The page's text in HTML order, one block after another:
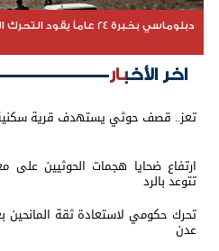
دبلوماسي بخبرة 24 عاماً يقود التحرك الأمريكي الجديد في اليمن
اخر الأخبار
تعز.. قصف حوثي يستهدف قرية
ارتفاع ضحايا هجمات الحوثيين على
تتوعد بالرد
تحرك حكومي لاستعادة ثقة المانحين
عدن